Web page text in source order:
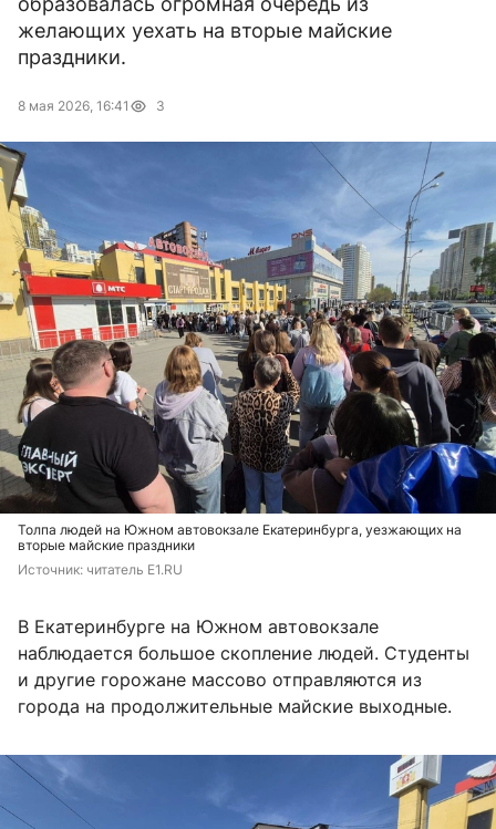
желающих уехать на вторые майские
праздники.
8 мая 2026, 16:41 3
Толпа людей на Южном автовокзале Екатеринбурга, уезжающих на
вторые майские праздники
Источник: читатель Е1.RU
В Екатеринбурге на Южном автовокзале
наблюдается большое скопление людей. Студенты
и другие горожане массово отправляются из
города на продолжительные майские выходные.